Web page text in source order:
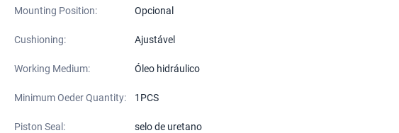
Mounting Position: Opcional
Cushioning: Ajustável
Working Medium: Óleo hidráulico
Minimum Oeder Quantity: 1PCS
Piston Seal: selo de uretano